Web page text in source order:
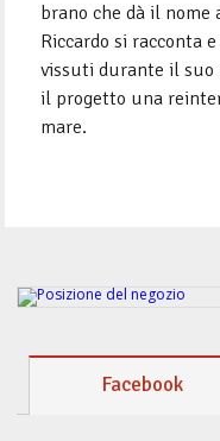
brano che dà il nome
Riccardo si racconta
vissuti durante il suo
il progetto una
mare.
Facebook